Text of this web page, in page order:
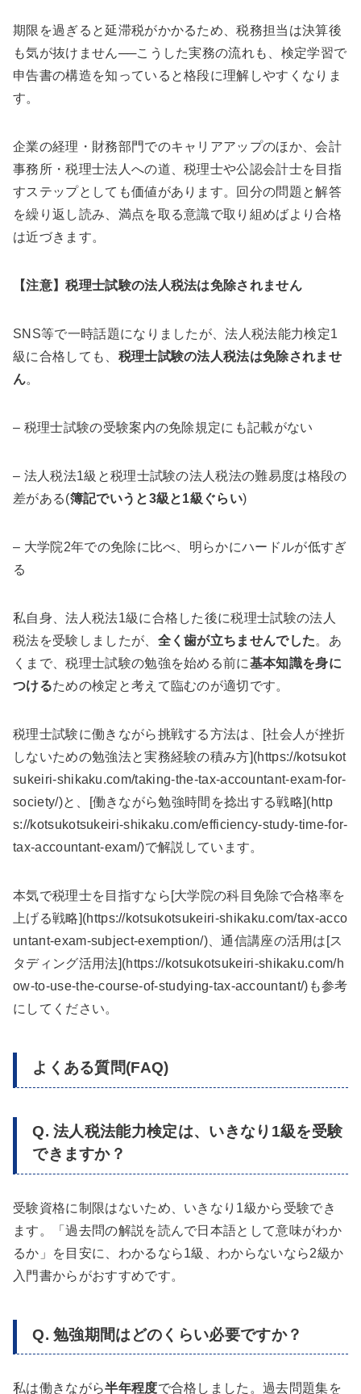
期限を過ぎると延滞税がかかるため、税務担当は決算後
も気が抜けません──こうした実務の流れも、検定学習で
申告書の構造を知っていると格段に理解しやすくなりま
す。
企業の経理・財務部門でのキャリアアップのほか、会計
事務所・税理士法人への道、税理士や公認会計士を目指
すステップとしても価値があります。回分の問題と解答
を繰り返し読み、満点を取る意識で取り組めばより合格
は近づきます。
【注意】税理士試験の法人税法は免除されません
SNS等で一時話題になりましたが、法人税法能力検定1
級に合格しても、 税理士試験の法人税法は免除されませ
ん。
– 税理士試験の受験案内の免除規定にも記載がない
– 法人税法1級と税理士試験の法人税法の難易度は格段の
差がある(簿記でいうと3級と1級ぐらい)
– 大学院2年での免除に比べ、明らかにハードルが低すぎ
る
私自身、法人税法1級に合格した後に税理士試験の法人
税法を受験しましたが、 全く歯が立ちませんでした。あ
くまで、税理士試験の勉強を始める前に基本知識を身に
つけるための検定と考えて臨むのが適切です。
税理士試験に働きながら挑戦する方法は、[社会人が挫折
しないための勉強法と実務経験の積み方](https://kotsukot
sukeiri-shikaku.com/taking-the-tax-accountant-exam-for-
society/)と、[働きながら勉強時間を捻出する戦略](http
s://kotsukotsukeiri-shikaku.com/efficiency-study-time-for-
tax-accountant-exam/)で解説しています。
本気で税理士を目指すなら[大学院の科目免除で合格率を
上げる戦略](https://kotsukotsukeiri-shikaku.com/tax-acco
untant-exam-subject-exemption/)、通信講座の活用は[ス
タディング活用法](https://kotsukotsukeiri-shikaku.com/h
ow-to-use-the-course-of-studying-tax-accountant/)も参考
にしてください。
よくある質問(FAQ)
Q. 法人税法能力検定は、いきなり1級を受験
できますか？
受験資格に制限はないため、いきなり1級から受験でき
ます。「過去問の解説を読んで日本語として意味がわか
るか」を目安に、わかるなら1級、わからないなら2級か
入門書からがおすすめです。
Q. 勉強期間はどのくらい必要ですか？
私は働きながら半年程度で合格しました。過去問題集を